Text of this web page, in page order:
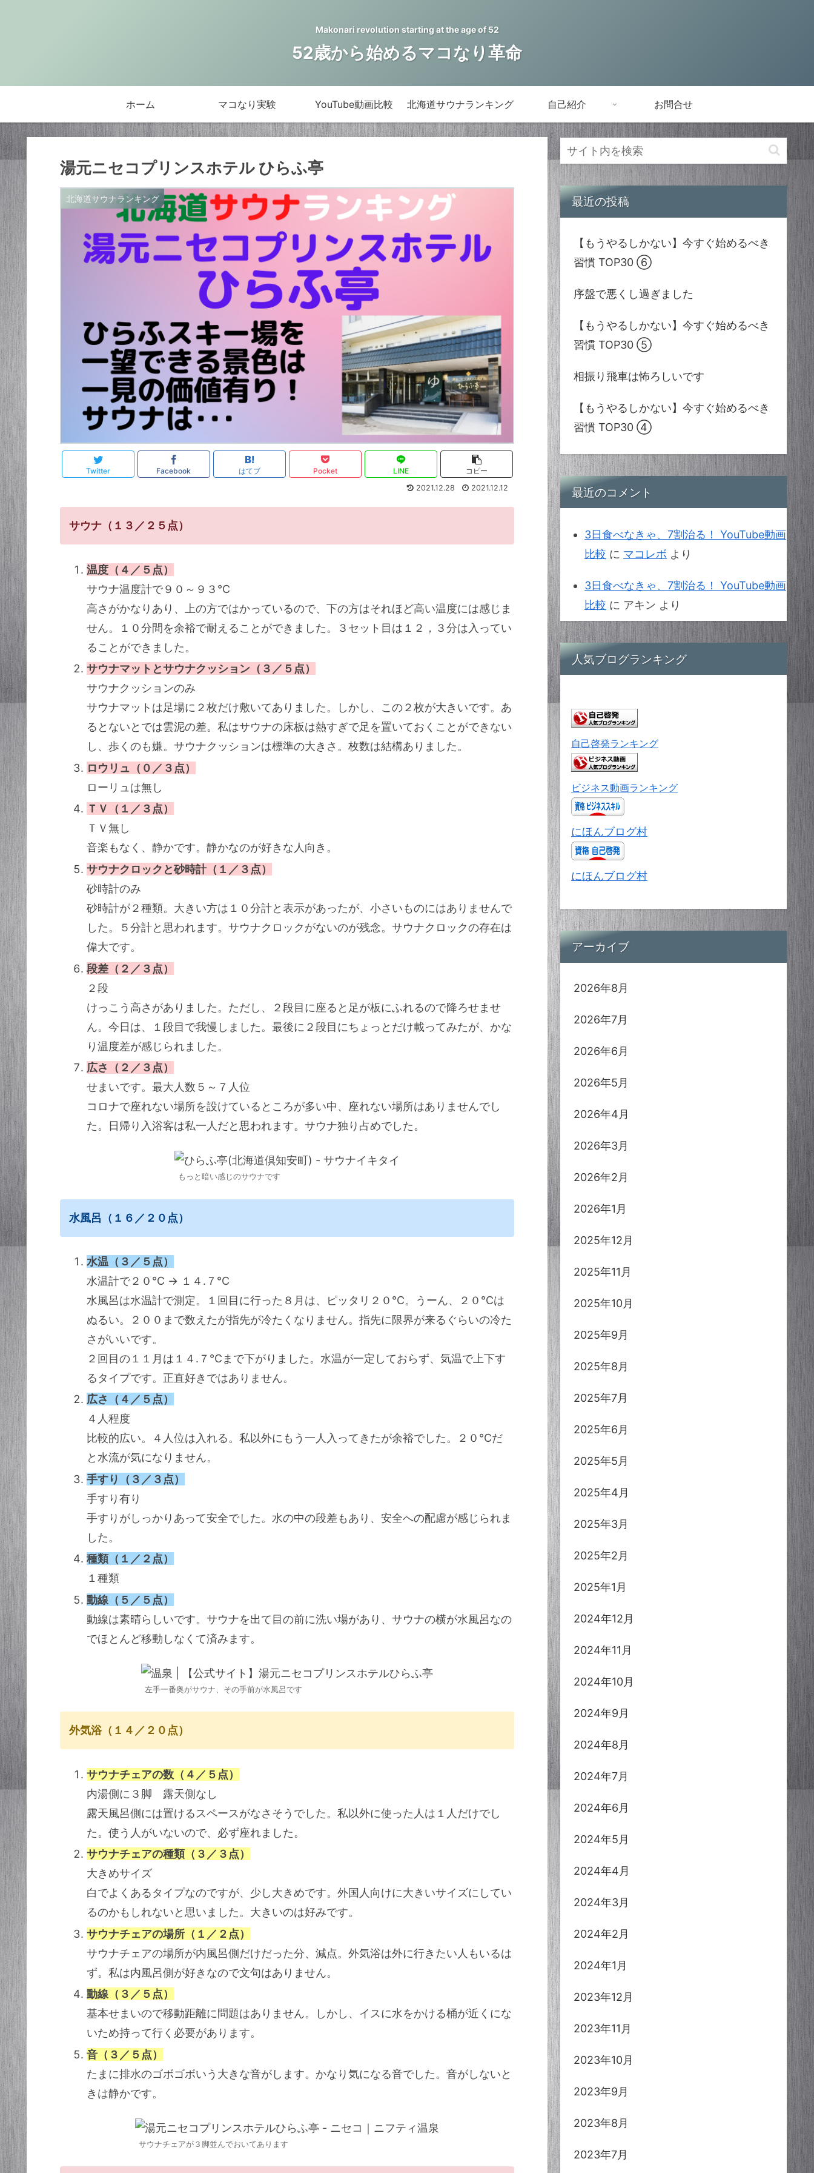
Makonari revolution starting at the age of 52
52歳から始めるマコなり革命
ホーム マコなり実験 YouTube動画比較 北海道サウナランキング 自己紹介 お問合せ
湯元ニセコプリンスホテル ひらふ亭
北海道サウナランキング
Twitter Facebook はてブ Pocket LINE
コピー
2021.12.28
2021.12.12
サウナ（１３／２５点）
温度（４／５点）
サウナ温度計で９０～９３℃
高さがかなりあり、上の方ではかっているので、下の方はそれほど高い温度には感じま
せん。１０分間を余裕で耐えることができました。３セット目は１２，３分は入ってい
ることができました。
サウナマットとサウナクッション（３／５点）
サウナクッションのみ
サウナマットは足場に２枚だけ敷いてありました。しかし、この２枚が大きいです。あ
るとないとでは雲泥の差。私はサウナの床板は熱すぎで足を置いておくことができない
し、歩くのも嫌。サウナクッションは標準の大きさ。枚数は結構ありました。
ロウリュ（０／３点）
ローリュは無し
ＴＶ（１／３点）
ＴＶ無し
音楽もなく、静かです。静かなのが好きな人向き。
サウナクロックと砂時計（１／３点）
砂時計のみ
砂時計が２種類。大きい方は１０分計と表示があったが、小さいものにはありませんで
した。５分計と思われます。サウナクロックがないのが残念。サウナクロックの存在は
偉大です。
段差（２／３点）
２段
けっこう高さがありました。ただし、２段目に座ると足が板にふれるので降ろせませ
ん。今日は、１段目で我慢しました。最後に２段目にちょっとだけ載ってみたが、かな
り温度差が感じられました。
広さ（２／３点）
せまいです。最大人数５～７人位
コロナで座れない場所を設けているところが多い中、座れない場所はありませんでし
た。日帰り入浴客は私一人だと思われます。サウナ独り占めでした。
もっと暗い感じのサウナです
水風呂（１６／２０点）
水温（３／５点）
水温計で２０℃ → １４.７℃
水風呂は水温計で測定。１回目に行った８月は、ピッタリ２０℃。うーん、２０℃は
ぬるい。２００まで数えたが指先が冷たくなりません。指先に限界が来るぐらいの冷た
さがいいです。
２回目の１１月は１４.７℃まで下がりました。水温が一定しておらず、気温で上下す
るタイプです。正直好きではありません。
広さ（４／５点）
４人程度
比較的広い。４人位は入れる。私以外にもう一人入ってきたが余裕でした。２０℃だ
と水流が気になりません。
手すり（３／３点）
手すり有り
手すりがしっかりあって安全でした。水の中の段差もあり、安全への配慮が感じられま
した。
種類（１／２点）
１種類
動線（５／５点）
動線は素晴らしいです。サウナを出て目の前に洗い場があり、サウナの横が水風呂なの
でほとんど移動しなくて済みます。
左手一番奥がサウナ、その手前が水風呂です
外気浴（１４／２０点）
サウナチェアの数（４／５点）
内湯側に３脚 露天側なし
露天風呂側には置けるスペースがなさそうでした。私以外に使った人は１人だけでし
た。使う人がいないので、必ず座れました。
サウナチェアの種類（３／３点）
大きめサイズ
白でよくあるタイプなのですが、少し大きめです。外国人向けに大きいサイズにしてい
るのかもしれないと思いました。大きいのは好みです。
サウナチェアの場所（１／２点）
サウナチェアの場所が内風呂側だけだった分、減点。外気浴は外に行きたい人もいるは
ず。私は内風呂側が好きなので文句はありません。
動線（３／５点）
基本せまいので移動距離に問題はありません。しかし、イスに水をかける桶が近くにな
いため持って行く必要があります。
音（３／５点）
たまに排水のゴボゴボいう大きな音がします。かなり気になる音でした。音がしないと
きは静かです。
サウナチェアが３脚並んでおいてあります
最近の投稿
【もうやるしかない】今すぐ始めるべき
習慣 TOP30 ⑥
序盤で悪くし過ぎました
【もうやるしかない】今すぐ始めるべき
習慣 TOP30 ⑤
相振り飛車は怖ろしいです
【もうやるしかない】今すぐ始めるべき
習慣 TOP30 ④
最近のコメント
3日食べなきゃ、7割治る！ YouTube動画
比較 に マコレボ より
3日食べなきゃ、7割治る！ YouTube動画
比較 に アキン より
人気ブログランキング
自己啓発ランキング
ビジネス動画ランキング
にほんブログ村
にほんブログ村
アーカイブ
2026年8月
2026年7月
2026年6月
2026年5月
2026年4月
2026年3月
2026年2月
2026年1月
2025年12月
2025年11月
2025年10月
2025年9月
2025年8月
2025年7月
2025年6月
2025年5月
2025年4月
2025年3月
2025年2月
2025年1月
2024年12月
2024年11月
2024年10月
2024年9月
2024年8月
2024年7月
2024年6月
2024年5月
2024年4月
2024年3月
2024年2月
2024年1月
2023年12月
2023年11月
2023年10月
2023年9月
2023年8月
2023年7月